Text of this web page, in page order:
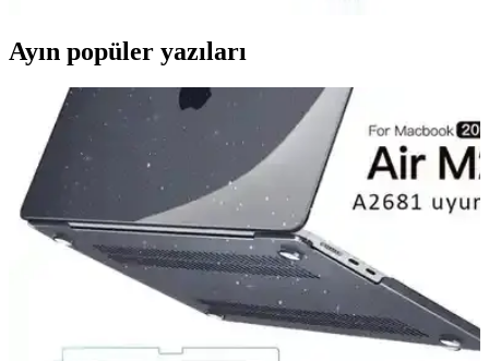
Ayın popüler yazıları